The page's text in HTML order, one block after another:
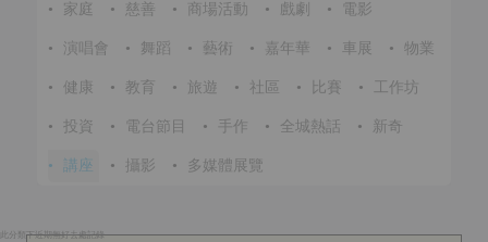
• 家庭 • 慈善 • 商場活動 • 戲劇 • 電影
• 演唱會 • 舞蹈 • 藝術 • 嘉年華 • 車展 • 物業
• 健康 • 教育 • 旅遊 • 社區 • 比賽 • 工作坊
• 投資 • 電台節目 • 手作 • 全城熱話 • 新奇
• 講座 • 攝影 • 多媒體展覽
此分類下近期無好去處記錄